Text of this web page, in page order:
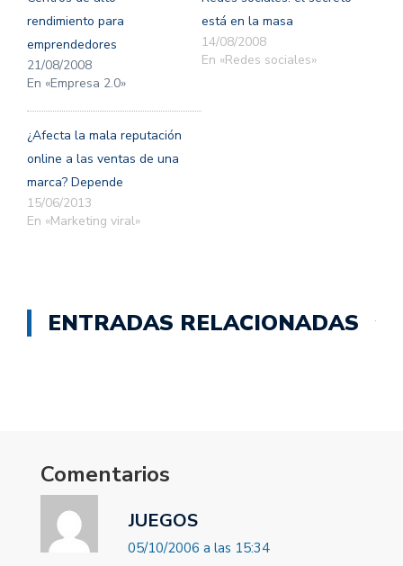
nueva) nueva)
rendimiento para
emprendedores
21/08/2008
En «Empresa 2.0»
está en la masa
14/08/2008
En «Redes sociales»
¿Afecta la mala reputación
online a las ventas de una
marca? Depende
15/06/2013
En «Marketing viral»
ENTRADAS RELACIONADAS
Comentarios
JUEGOS
05/10/2006 a las 15:34